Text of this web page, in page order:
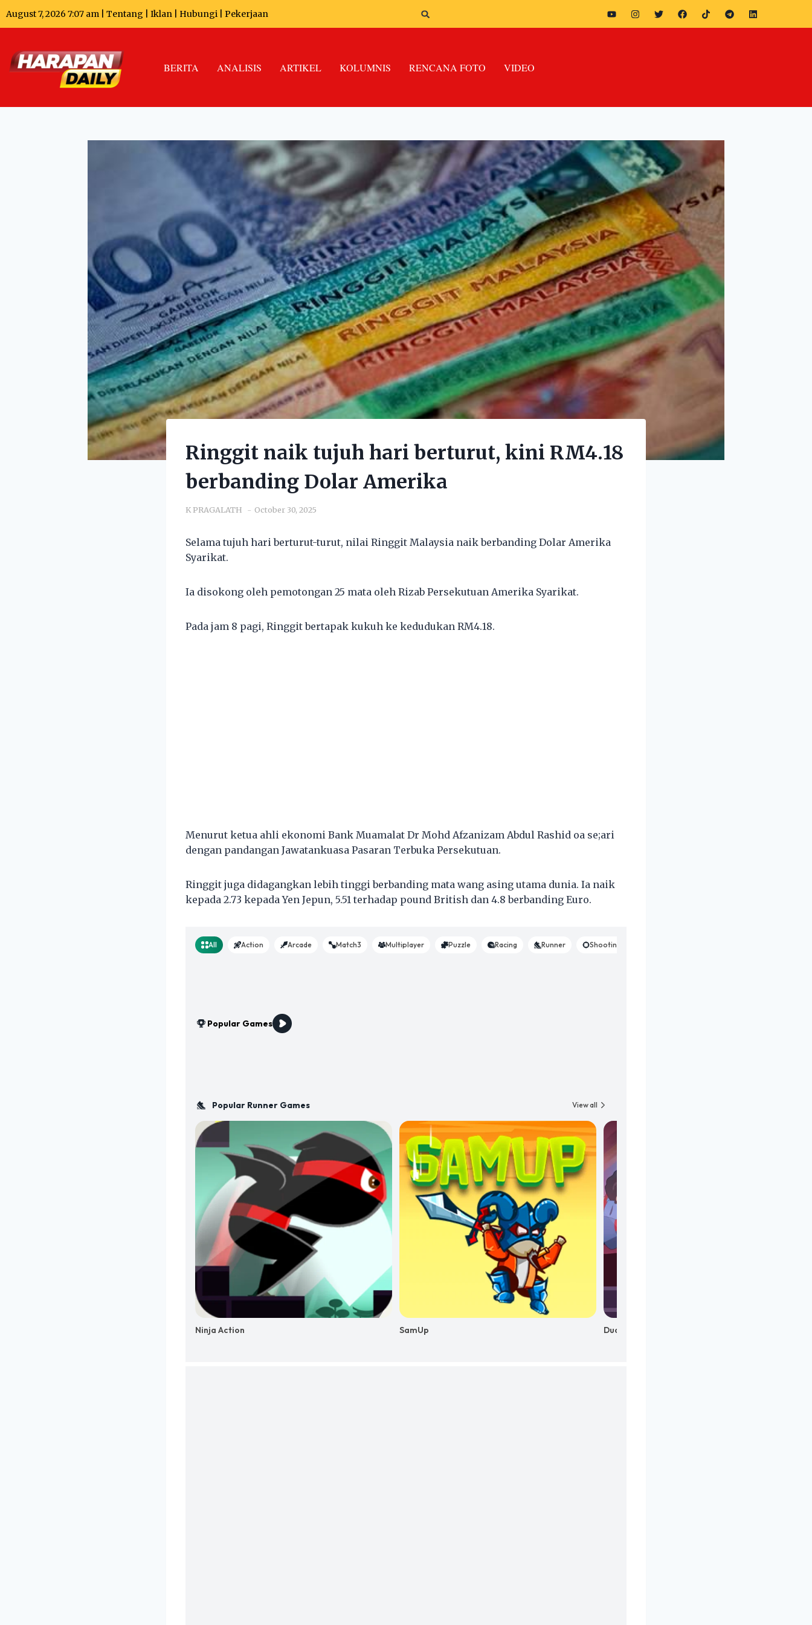
August 7, 2026 7:07 am | Tentang Iklan Hubungi Pekerjaan
BERITA ANALISIS ARTIKEL KOLUMNIS RENCANA FOTO VIDEO
Ringgit naik tujuh hari berturut, kini RM4.18
berbanding Dolar Amerika
K PRAGALATH October 30, 2025
Selama tujuh hari berturut-turut, nilai Ringgit Malaysia naik berbanding Dolar Amerika
Syarikat.
Ia disokong oleh pemotongan 25 mata oleh Rizab Persekutuan Amerika Syarikat.
Pada jam 8 pagi, Ringgit bertapak kukuh ke kedudukan RM4.18.
Menurut ketua ahli ekonomi Bank Muamalat Dr Mohd Afzanizam Abdul Rashid oa se;ari
dengan pandangan Jawatankuasa Pasaran Terbuka Persekutuan.
Ringgit juga didagangkan lebih tinggi berbanding mata wang asing utama dunia. Ia naik
kepada 2.73 kepada Yen Jepun, 5.51 terhadap pound British dan 4.8 berbanding Euro.